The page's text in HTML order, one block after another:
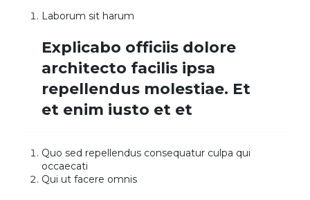
Laborum sit harum
Explicabo officiis dolore
architecto facilis ipsa
repellendus molestiae. Et
et enim iusto et et
Quo sed repellendus consequatur culpa qui
occaecati
Qui ut facere omnis